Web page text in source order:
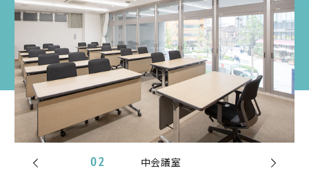
02 中会議室